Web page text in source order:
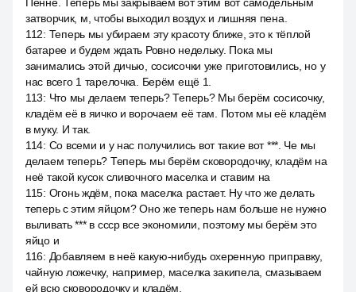
затворчик, м, чтобы выходил воздух и лишняя пена.
112: Теперь мы убираем эту красоту ближе, это к тёплой
батарее и будем ждать Ровно недельку. Пока мы
занимались этой дичью, сосисочки уже приготовились, но у
нас всего 1 тарелочка. Берём ещё 1.
113: Что мы делаем теперь? Теперь? Мы берём сосисочку,
кладём её в яичко и ворочаем её там. Потом мы её кладём
в муку. И так.
114: Со всеми и у нас получились вот такие вот ***. Че мы
делаем теперь? Теперь мы берём сковородочку, кладём на
неё такой кусок сливочного маселка и ставим на
115: Огонь ждём, пока маселка растает. Ну что же делать
теперь с этим яйцом? Оно же теперь нам больше не нужно
выливать *** в ссср все экономили, поэтому мы берём это
яйцо и
116: Добавляем в неё какую-нибудь охеренную приправку,
чайную ложечку, например, маселка закипела, смазываем
ей всю сковородочку и кладём.